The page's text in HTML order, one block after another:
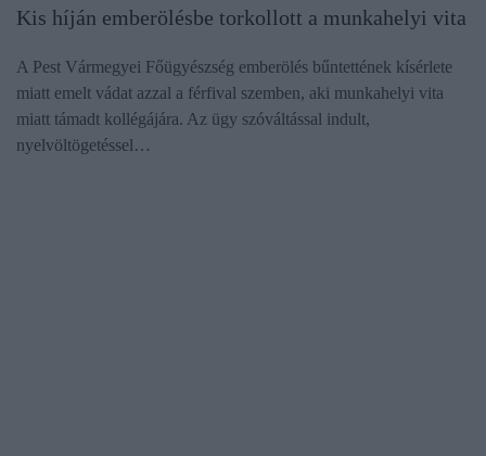
Kis híján emberölésbe torkollott a munkahelyi vita
A Pest Vármegyei Főügyészség emberölés bűntettének kísérlete
miatt emelt vádat azzal a férfival szemben, aki munkahelyi vita
miatt támadt kollégájára. Az ügy szóváltással indult,
nyelvöltögetéssel…